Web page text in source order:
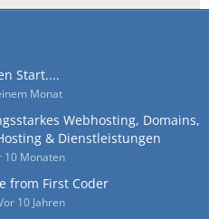
Start....
Monat
Webhosting, Domains,
& Dienstleistungen
10 Monaten
from First Coder
10 Jahren